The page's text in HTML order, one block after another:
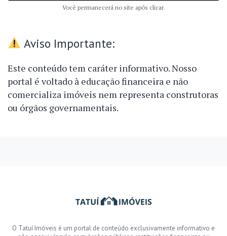
Você permanecerá no site após clicar.
Aviso Importante:
Este conteúdo tem caráter informativo. Nosso
portal é voltado à educação financeira e não
comercializa imóveis nem representa construtoras
ou órgãos governamentais.
O Tatuí Imóveis é um portal de conteúdo exclusivamente informativo e